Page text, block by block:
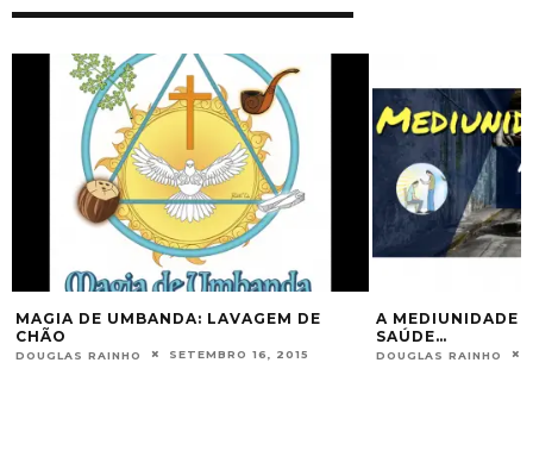
LAVAGEM DE
SETEMBRO 16, 2015
A MEDIUNIDADE PIOROU MINHA
DOUGLAS RAINHO OUTUBRO 15, 2018